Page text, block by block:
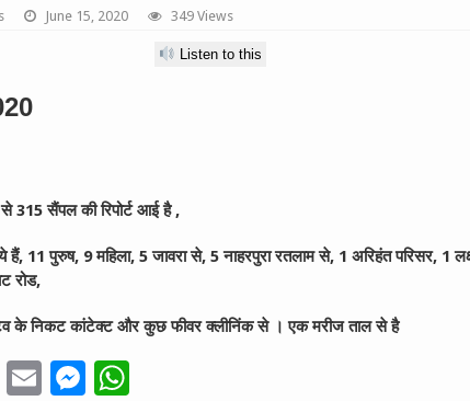
June 15, 2020 349 Views
Listen to this
315 सैंपल की रिपोर्ट आई है ,
11 पुरुष, 9 महिला, 5 जावरा से, 5 नाहरपुरा रतलाम से, 1 अरिहंत परिसर, 1
रोड,
के निकट कांटेक्ट और कुछ फीवर क्लीनिंक से । एक मरीज ताल से है
W
E
M